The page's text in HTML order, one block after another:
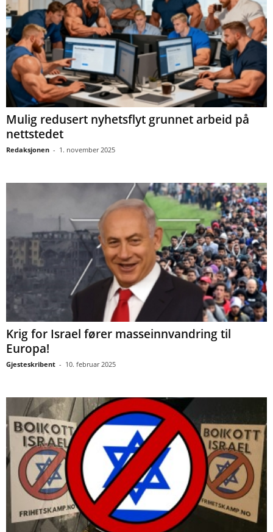
Mulig redusert nyhetsflyt grunnet arbeid på
nettstedet
Redaksjonen - 1. november 2025
Krig for Israel fører masseinnvandring til
Europa!
Gjesteskribent - 10. februar 2025